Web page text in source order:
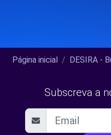
Página inicial DESIRA -
Subscreva a